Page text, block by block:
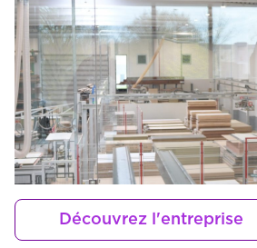
Découvrez l'entreprise